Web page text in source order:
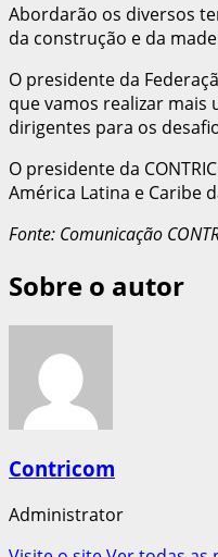
Abordarão os diversos
da construção e da
O presidente da
que vamos realizar
dirigentes para os
O presidente da
América Latina e Caribe
Fonte: Comunicação
Sobre o autor
Contricom
Administrator